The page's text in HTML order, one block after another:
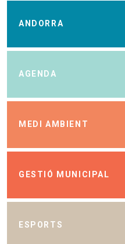
ANDORRA
AGENDA
MEDI AMBIENT
GESTIÓ MUNICIPAL
ESPORTS